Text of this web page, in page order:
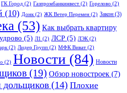
ГК Город (2) Газпромбанкинвест (2) Горелово (2)
(10) Донк (2) ЖК Ветер Перемен (2) Закон (3)
(53) Как выбрать квартиру
(5) Л1 (2) ЛСР (5) ЛЭК (2)
(2) Лидер Групп (2) МФК Виват (2)
(2) Новости (84) Новости
(19) Обзор новостроек (7)
(14) Плохие